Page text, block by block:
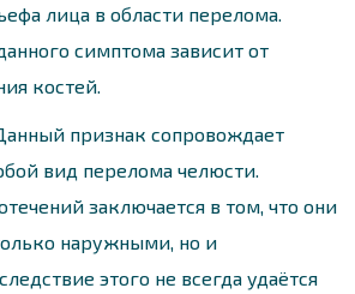
лица в области перелома.
симптома зависит от
костей.
признак сопровождает
вид перелома челюсти.
заключается в том, что они
наружными, но и
этого не всегда удаётся